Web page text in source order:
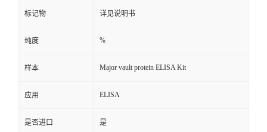
标记物 详见说明书
纯度 %
样本 Major vault protein ELISA Kit
应用 ELISA
是否进口 是